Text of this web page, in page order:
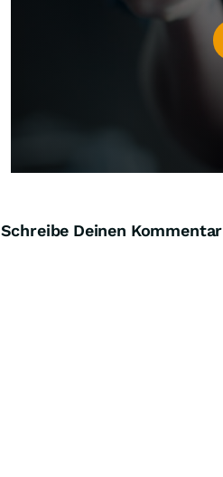
Schreibe Deinen Kommentar